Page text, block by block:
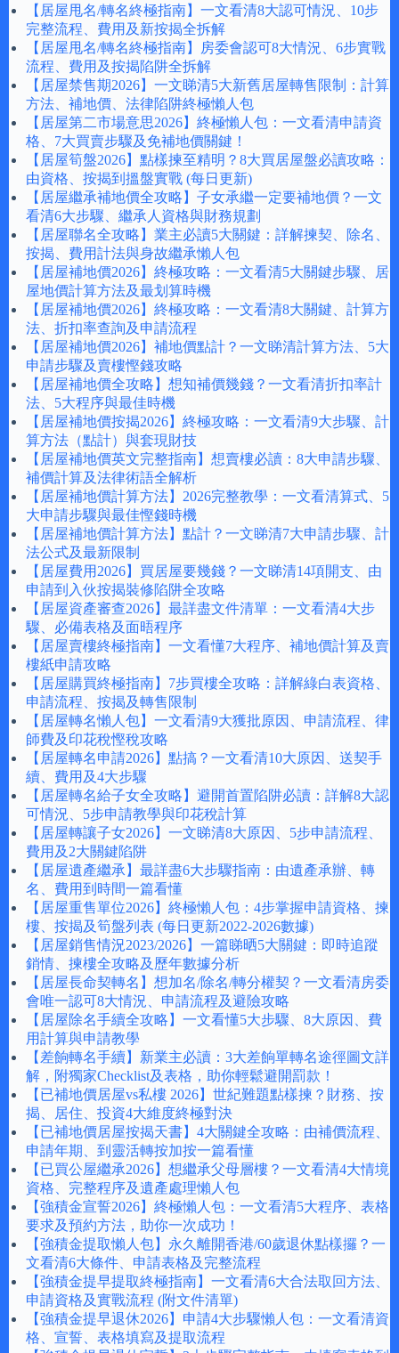
【居屋甩名/轉名終極指南】一文看清8大認可情況、10步
完整流程、費用及新按揭全拆解
【居屋甩名/轉名終極指南】房委會認可8大情況、6步實戰
流程、費用及按揭陷阱全拆解
【居屋禁售期2026】一文睇清5大新舊居屋轉售限制：計算
方法、補地價、法律陷阱終極懶人包
【居屋第二市場意思2026】終極懶人包：一文看清申請資
格、7大買賣步驟及免補地價關鍵！
【居屋筍盤2026】點樣揀至精明？8大買居屋盤必讀攻略：
由資格、按揭到搵盤實戰 (每日更新)
【居屋繼承補地價全攻略】子女承繼一定要補地價？一文
看清6大步驟、繼承人資格與財務規劃
【居屋聯名全攻略】業主必讀5大關鍵：詳解揀契、除名、
按揭、費用計法與身故繼承懶人包
【居屋補地價2026】終極攻略：一文看清5大關鍵步驟、居
屋地價計算方法及最划算時機
【居屋補地價2026】終極攻略：一文看清8大關鍵、計算方
法、折扣率查詢及申請流程
【居屋補地價2026】補地價點計？一文睇清計算方法、5大
申請步驟及賣樓慳錢攻略
【居屋補地價全攻略】想知補價幾錢？一文看清折扣率計
法、5大程序與最佳時機
【居屋補地價按揭2026】終極攻略：一文看清9大步驟、計
算方法（點計）與套現財技
【居屋補地價英文完整指南】想賣樓必讀：8大申請步驟、
補價計算及法律術語全解析
【居屋補地價計算方法】2026完整教學：一文看清算式、5
大申請步驟與最佳慳錢時機
【居屋補地價計算方法】點計？一文睇清7大申請步驟、計
法公式及最新限制
【居屋費用2026】買居屋要幾錢？一文睇清14項開支、由
申請到入伙按揭裝修陷阱全攻略
【居屋資產審查2026】最詳盡文件清單：一文看清4大步
驟、必備表格及面晤程序
【居屋賣樓終極指南】一文看懂7大程序、補地價計算及賣
樓紙申請攻略
【居屋購買終極指南】7步買樓全攻略：詳解綠白表資格、
申請流程、按揭及轉售限制
【居屋轉名懶人包】一文看清9大獲批原因、申請流程、律
師費及印花稅慳稅攻略
【居屋轉名申請2026】點搞？一文看清10大原因、送契手
續、費用及4大步驟
【居屋轉名給子女全攻略】避開首置陷阱必讀：詳解8大認
可情況、5步申請教學與印花稅計算
【居屋轉讓子女2026】一文睇清8大原因、5步申請流程、
費用及2大關鍵陷阱
【居屋遺產繼承】最詳盡6大步驟指南：由遺產承辦、轉
名、費用到時間一篇看懂
【居屋重售單位2026】終極懶人包：4步掌握申請資格、揀
樓、按揭及筍盤列表 (每日更新2022-2026數據)
【居屋銷售情況2023/2026】一篇睇晒5大關鍵：即時追蹤
銷情、揀樓全攻略及歷年數據分析
【居屋長命契轉名】想加名/除名/轉分權契？一文看清房委
會唯一認可8大情況、申請流程及避險攻略
【居屋除名手續全攻略】一文看懂5大步驟、8大原因、費
用計算與申請教學
【差餉轉名手續】新業主必讀：3大差餉單轉名途徑圖文詳
解，附獨家Checklist及表格，助你輕鬆避開罰款！
【已補地價居屋vs私樓 2026】世紀難題點樣揀？財務、按
揭、居住、投資4大維度終極對決
【已補地價居屋按揭天書】4大關鍵全攻略：由補價流程、
申請年期、到靈活轉按加按一篇看懂
【已買公屋繼承2026】想繼承父母層樓？一文看清4大情境
資格、完整程序及遺產處理懶人包
【強積金宣誓2026】終極懶人包：一文看清5大程序、表格
要求及預約方法，助你一次成功！
【強積金提取懶人包】永久離開香港/60歲退休點樣攞？一
文看清6大條件、申請表格及完整流程
【強積金提早提取終極指南】一文看清6大合法取回方法、
申請資格及實戰流程 (附文件清單)
【強積金提早退休2026】申請4大步驟懶人包：一文看清資
格、宣誓、表格填寫及提取流程